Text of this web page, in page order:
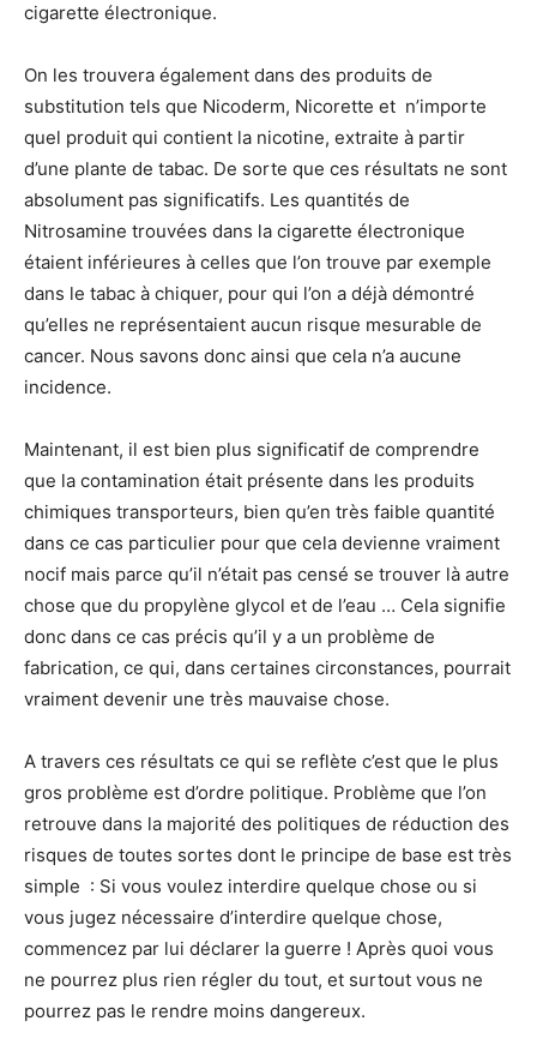
cigarette électronique.
On les trouvera également dans des produits de
substitution tels que Nicoderm, Nicorette et n’importe
quel produit qui contient la nicotine, extraite à partir
d’une plante de tabac. De sorte que ces résultats ne sont
absolument pas significatifs. Les quantités de
Nitrosamine trouvées dans la cigarette électronique
étaient inférieures à celles que l’on trouve par exemple
dans le tabac à chiquer, pour qui l’on a déjà démontré
qu’elles ne représentaient aucun risque mesurable de
cancer. Nous savons donc ainsi que cela n’a aucune
incidence.
Maintenant, il est bien plus significatif de comprendre
que la contamination était présente dans les produits
chimiques transporteurs, bien qu’en très faible quantité
dans ce cas particulier pour que cela devienne vraiment
nocif mais parce qu’il n’était pas censé se trouver là autre
chose que du propylène glycol et de l’eau … Cela signifie
donc dans ce cas précis qu’il y a un problème de
fabrication, ce qui, dans certaines circonstances, pourrait
vraiment devenir une très mauvaise chose.
A travers ces résultats ce qui se reflète c’est que le plus
gros problème est d’ordre politique. Problème que l’on
retrouve dans la majorité des politiques de réduction des
risques de toutes sortes dont le principe de base est très
simple : Si vous voulez interdire quelque chose ou si
vous jugez nécessaire d’interdire quelque chose,
commencez par lui déclarer la guerre ! Après quoi vous
ne pourrez plus rien régler du tout, et surtout vous ne
pourrez pas le rendre moins dangereux.